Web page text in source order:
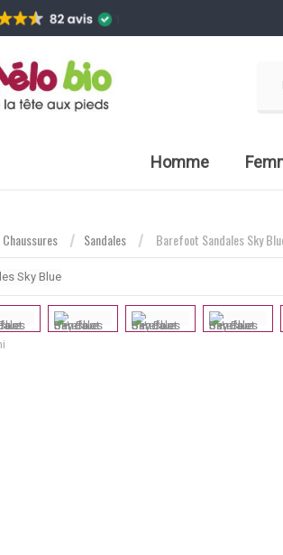
Homme
Chaussures Sandales Barefoot Sandales Sky